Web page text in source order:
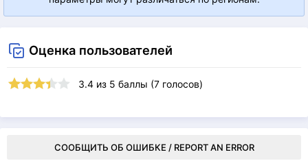
Оценка пользователей
3.4 из 5 баллы (7 голосов)
СООБЩИТЬ ОБ ОШИБКЕ / REPORT AN ERROR